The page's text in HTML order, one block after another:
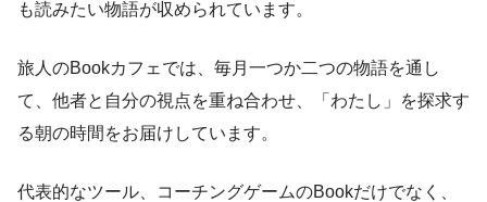
も読みたい物語が収められています。
旅人のBookカフェでは、毎月一つか二つの物語を通し
て、他者と自分の視点を重ね合わせ、「わたし」を探求す
る朝の時間をお届けしています。
代表的なツール、コーチングゲームのBookだけでなく、